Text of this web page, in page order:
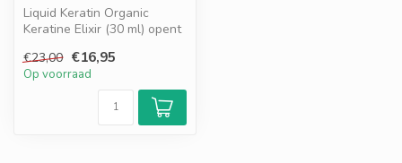
Liquid Keratin Organic
Keratine Elixir (30 ml) opent
€23,00 €16,95
Op voorraad